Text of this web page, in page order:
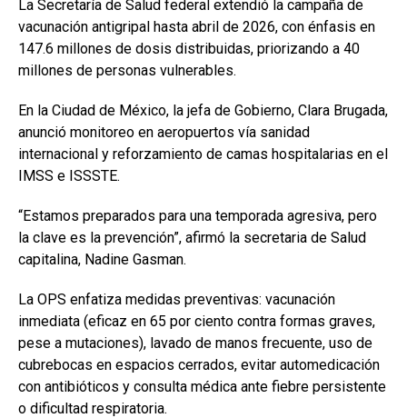
La Secretaría de Salud federal extendió la campaña de
vacunación antigripal hasta abril de 2026, con énfasis en
147.6 millones de dosis distribuidas, priorizando a 40
millones de personas vulnerables.
En la Ciudad de México, la jefa de Gobierno, Clara Brugada,
anunció monitoreo en aeropuertos vía sanidad
internacional y reforzamiento de camas hospitalarias en el
IMSS e ISSSTE.
“Estamos preparados para una temporada agresiva, pero
la clave es la prevención”, afirmó la secretaria de Salud
capitalina, Nadine Gasman.
La OPS enfatiza medidas preventivas: vacunación
inmediata (eficaz en 65 por ciento contra formas graves,
pese a mutaciones), lavado de manos frecuente, uso de
cubrebocas en espacios cerrados, evitar automedicación
con antibióticos y consulta médica ante fiebre persistente
o dificultad respiratoria.